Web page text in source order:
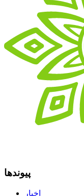
پیوندها
اخبار